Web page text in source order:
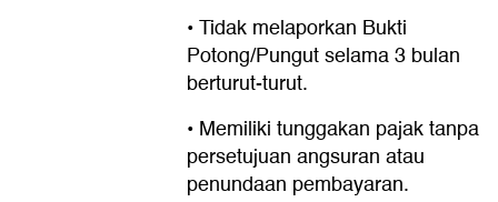
• Tidak melaporkan Bukti
Potong/Pungut selama 3 bulan
berturut-turut.
• Memiliki tunggakan pajak tanpa
persetujuan angsuran atau
penundaan pembayaran.